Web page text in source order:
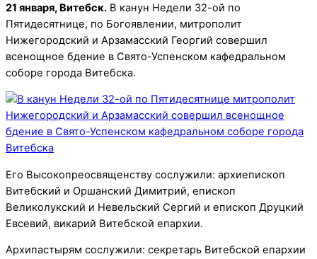
21 января, Витебск. В канун Недели 32-ой по
Пятидесятнице, по Богоявлении, митрополит
Нижегородский и Арзамасский Георгий совершил
всенощное бдение в Свято-Успенском кафедральном
соборе города Витебска.
Его Высокопреосвященству сослужили: архиепископ
Витебский и Оршанский Димитрий, епископ
Великолукский и Невельский Сергий и епископ Друцкий
Евсевий, викарий Витебской епархии.
Архипастырям сослужили: секретарь Витебской епархии